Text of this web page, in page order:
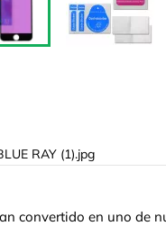
convertido en uno de